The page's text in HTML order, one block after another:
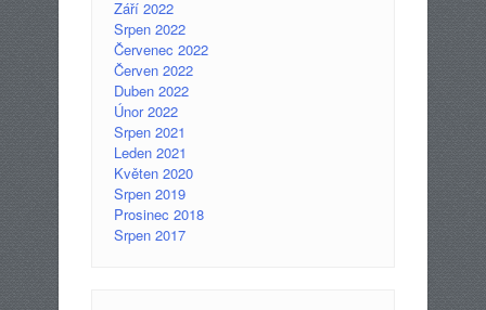
Září 2022
Srpen 2022
Červenec 2022
Červen 2022
Duben 2022
Únor 2022
Srpen 2021
Leden 2021
Květen 2020
Srpen 2019
Prosinec 2018
Srpen 2017